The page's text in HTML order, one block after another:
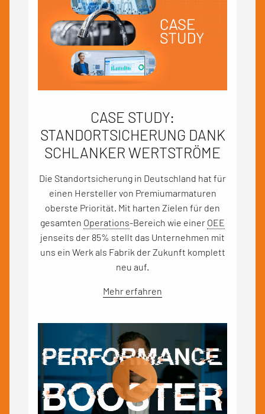
CASE STUDY:
STANDORTSICHERUNG DANK
SCHLANKER WERTSTRÖME
Die Standortsicherung in Deutschland hat für
einen Hersteller von Premiumarmaturen
oberste Priorität. Mit harten Zielen für den
gesamten Operations-Bereich wie einer OEE
jenseits der 85% stellt das Unternehmen mit
uns ein Werk als Fabrik der Zukunft komplett
neu auf.
Mehr erfahren